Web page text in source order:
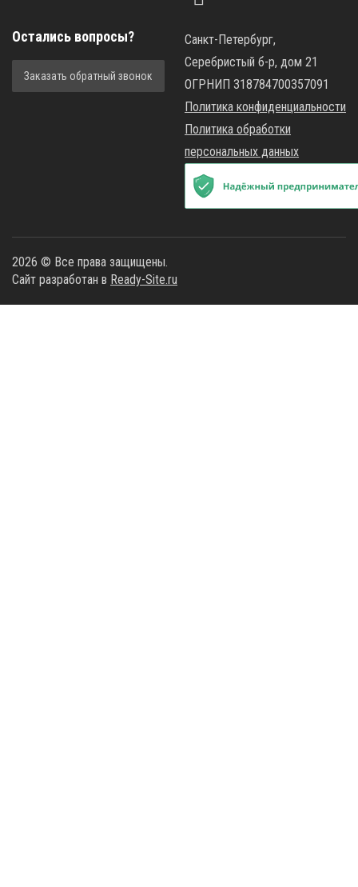
Остались вопросы?
Заказать обратный звонок
Санкт-Петербург,
Серебристый б-р, дом 21
ОГРНИП 318784700357091
Политика конфиденциальности
Политика обработки
персональных данных
2026 © Все права защищены.
Сайт разработан в Ready-Site.ru